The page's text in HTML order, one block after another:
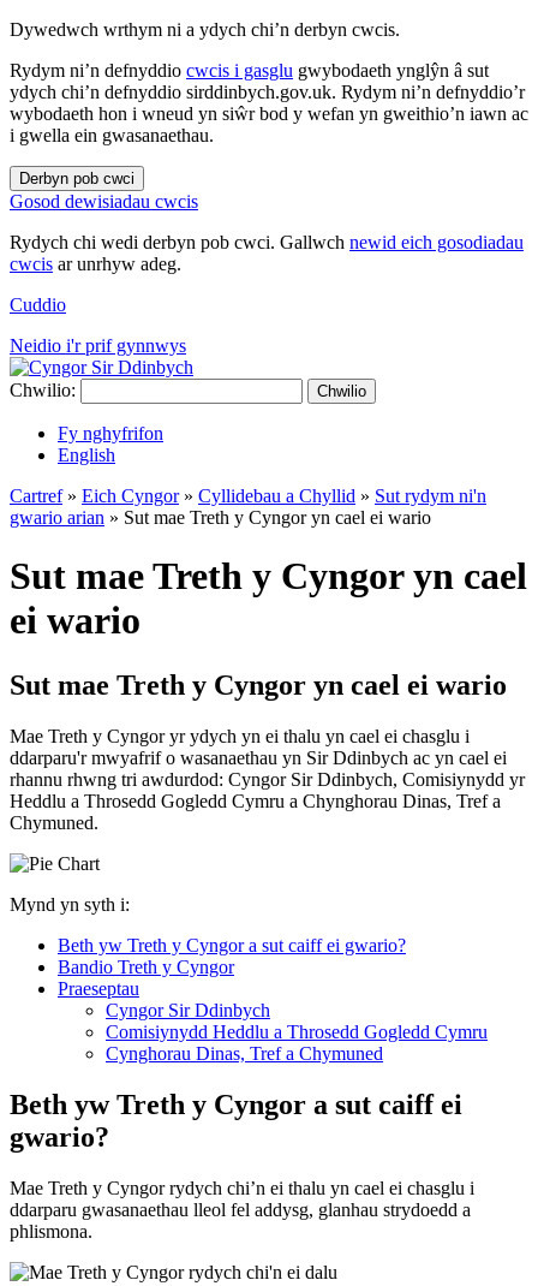
Dywedwch wrthym ni a ydych chi’n derbyn cwcis.
Rydym ni’n defnyddio cwcis i gasglu gwybodaeth ynglŷn â sut
ydych chi’n defnyddio sirddinbych.gov.uk. Rydym ni’n defnyddio’r
wybodaeth hon i wneud yn siŵr bod y wefan yn gweithio’n iawn ac
i gwella ein gwasanaethau.
Derbyn pob cwci
Gosod dewisiadau cwcis
Rydych chi wedi derbyn pob cwci. Gallwch newid eich gosodiadau
cwcis ar unrhyw adeg.
Cuddio
Neidio i'r prif gynnwys
Chwilio: Chwilio
Fy nghyfrifon
English
Cartref» Eich Cyngor» Cyllidebau a Chyllid » Sut rydym ni'n
gwario arian » Sut mae Treth y Cyngor yn cael ei wario
Sut mae Treth y Cyngor yn cael
ei wario
Sut mae Treth y Cyngor yn cael ei wario
Mae Treth y Cyngor yr ydych yn ei thalu yn cael ei chasglu i
ddarparu'r mwyafrif o wasanaethau yn Sir Ddinbych ac yn cael ei
rhannu rhwng tri awdurdod: Cyngor Sir Ddinbych, Comisiynydd yr
Heddlu a Throsedd Gogledd Cymru a Chynghorau Dinas, Tref a
Chymuned.
Mynd yn syth i:
Beth yw Treth y Cyngor a sut caiff ei gwario?
Bandio Treth y Cyngor
Praeseptau
Cyngor Sir Ddinbych
Comisiynydd Heddlu a Throsedd Gogledd Cymru
Cynghorau Dinas, Tref a Chymuned
Beth yw Treth y Cyngor a sut caiff ei
gwario?
Mae Treth y Cyngor rydych chi’n ei thalu yn cael ei chasglu i
ddarparu gwasanaethau lleol fel addysg, glanhau strydoedd a
phlismona.